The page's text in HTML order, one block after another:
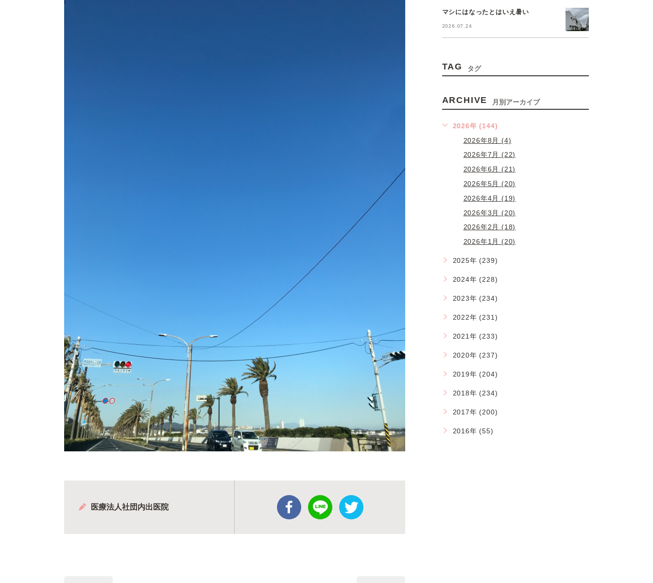
医療法人社団内出医院
マシにはなったとはいえ暑い
2026.07.24
TAG タグ
ARCHIVE 月別アーカイブ
2026年 (144)
2026年8月 (4)
2026年7月 (22)
2026年6月 (21)
2026年5月 (20)
2026年4月 (19)
2026年3月 (20)
2026年2月 (18)
2026年1月 (20)
2025年 (239)
2024年 (228)
2023年 (234)
2022年 (231)
2021年 (233)
2020年 (237)
2019年 (204)
2018年 (234)
2017年 (200)
2016年 (55)